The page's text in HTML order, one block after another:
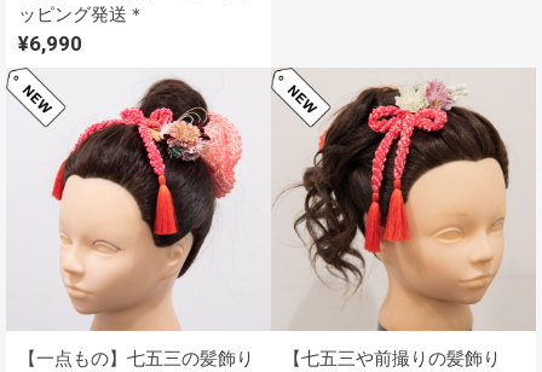
ッピング発送＊
¥6,990
【一点もの】七五三の髪飾り
【七五三や前撮りの髪飾り